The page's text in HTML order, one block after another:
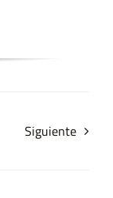
Siguiente